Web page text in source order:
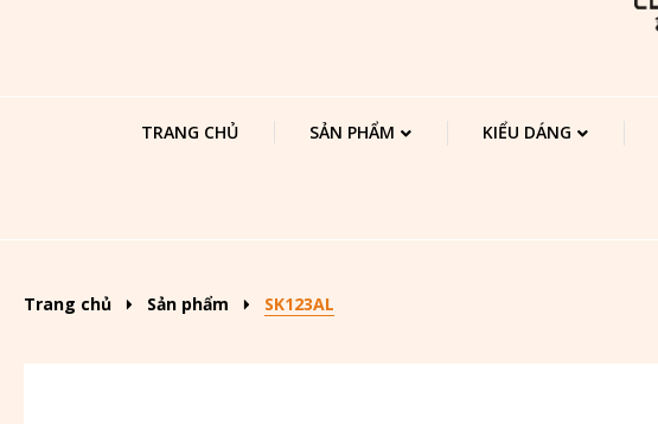
TRANG CHỦ SẢN PHẨM KIỂU DÁNG
Trang chủ Sản phẩm SK123AL